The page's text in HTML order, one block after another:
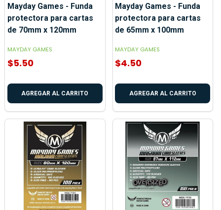
Mayday Games - Funda
protectora para cartas
de 70mm x 120mm
MAYDAY GAMES
$5.50
AGREGAR AL CARRITO
Mayday Games - Funda
protectora para cartas
de 65mm x 100mm
MAYDAY GAMES
$4.50
AGREGAR AL CARRITO